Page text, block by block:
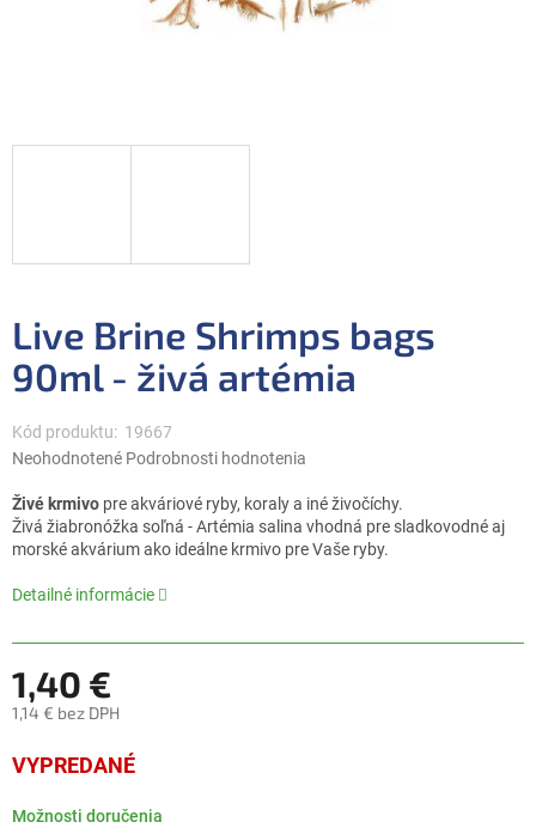
Live Brine Shrimps bags
90ml - živá artémia
Kód produktu: 19667
Priemerné
produktu
je
0,0
5
Neohodnotené Podrobnosti hodnotenia
Živé krmivo pre akváriové ryby, koraly a iné živočíchy.
Živá žiabronóžka soľná - Artémia salina vhodná pre sladkovodné aj
morské akvárium ako ideálne krmivo pre Vaše ryby.
Detailné informácie
1,40 €
1,14 € bez DPH
cena:
VYPREDANÉ
Možnosti doručenia